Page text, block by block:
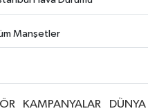
Manşetler
KAMPANYALAR DÜNYA